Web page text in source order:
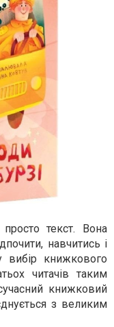
текст. Вона
навчитись і
вибір книжкового
читачів таким
книжковий
з великим